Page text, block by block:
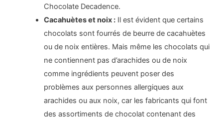
Chocolate Decadence.
Cacahuètes et noix : Il est évident que certains
chocolats sont fourrés de beurre de cacahuètes
ou de noix entières. Mais même les chocolats qui
ne contiennent pas d’arachides ou de noix
comme ingrédients peuvent poser des
problèmes aux personnes allergiques aux
arachides ou aux noix, car les fabricants qui font
des assortiments de chocolat contenant des